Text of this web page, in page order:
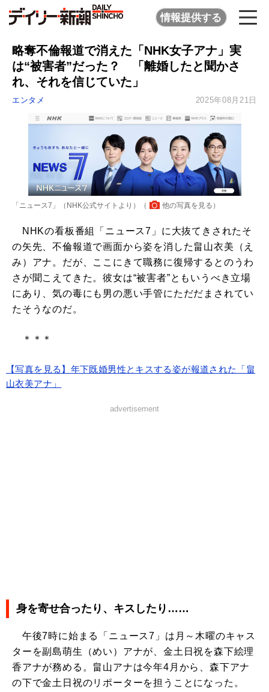
情報提供する
略奪不倫報道で消えた「NHK女子アナ」実
は“被害者”だった？ 「離婚したと聞かさ
れ、それを信じていた」
エンタメ 2025年08月21日
「ニュース7」（NHK公式サイトより）（ 他の写真を見る ）
NHKの看板番組「ニュース7」に大抜てきされたそ
の矢先、不倫報道で画面から姿を消した畠山衣美（え
み）アナ。だが、ここにきて職務に復帰するとのうわ
さが聞こえてきた。彼女は“被害者”ともいうべき立場
にあり、気の毒にも男の悪い手管にただだまされてい
たそうなのだ。
＊＊＊
【写真を見る】年下既婚男性とキスする姿が報道された「畠
山衣美アナ」
advertisement
身を寄せ合ったり、キスしたり……
午後7時に始まる「ニュース7」は月～木曜のキャス
ターを副島萌生（めい）アナが、金土日祝を森下絵理
香アナが務める。畠山アナは今年4月から、森下アナ
の下で金土日祝のリポーターを担うことになった。